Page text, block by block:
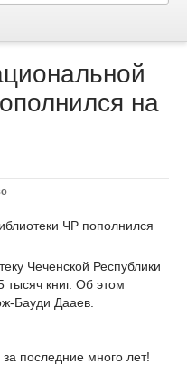
на
Чеченской Республики
книг. Об этом
Бауди Дааев.
последние много лет!